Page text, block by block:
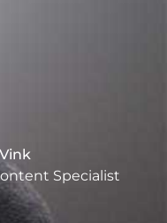
Specialist